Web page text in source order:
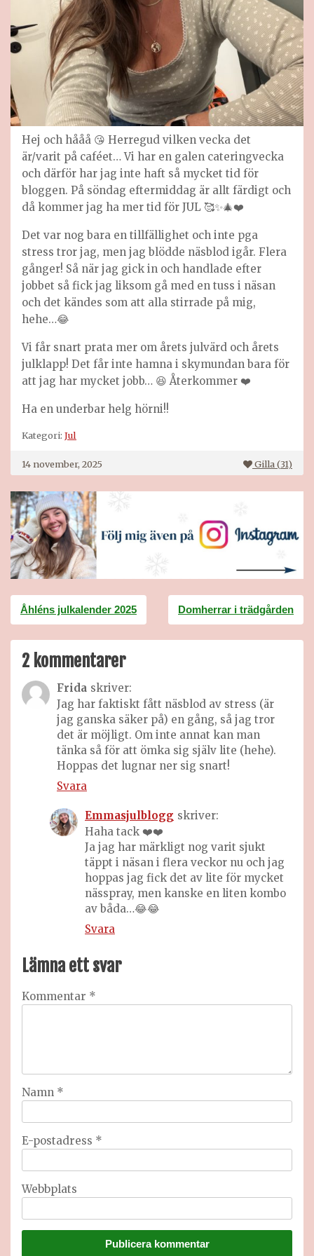
Hej och hååå 😘 Herregud vilken vecka det
är/varit på caféet… Vi har en galen cateringvecka
och därför har jag inte haft så mycket tid för
bloggen. På söndag eftermiddag är allt färdigt och
då kommer jag ha mer tid för JUL 🥰✨🎄❤️
Det var nog bara en tillfällighet och inte pga
stress tror jag, men jag blödde näsblod igår. Flera
gånger! Så när jag gick in och handlade efter
jobbet så fick jag liksom gå med en tuss i näsan
och det kändes som att alla stirrade på mig,
hehe…😂
Vi får snart prata mer om årets julvärd och årets
julklapp! Det får inte hamna i skymundan bara för
att jag har mycket jobb… 😆 Återkommer ❤️
Ha en underbar helg hörni!!
Kategori: Jul
14 november, 2025 Gilla (31)
Inläggsnavigering
Åhléns julkalender 2025 Domherrar i trädgården
2 kommentarer
Frida skriver:
Jag har faktiskt fått näsblod av stress (är
jag ganska säker på) en gång, så jag tror
det är möjligt. Om inte annat kan man
tänka så för att ömka sig själv lite (hehe).
Hoppas det lugnar ner sig snart!
Svara
Emmasjulblogg skriver:
Haha tack ❤️❤️
Ja jag har märkligt nog varit sjukt
täppt i näsan i flera veckor nu och jag
hoppas jag fick det av lite för mycket
nässpray, men kanske en liten kombo
av båda…😂😂
Svara
Lämna ett svar
Kommentar *
Namn *
E-postadress *
Webbplats